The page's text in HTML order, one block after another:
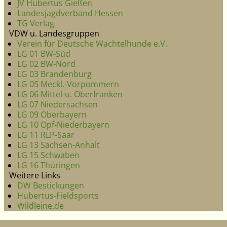
JV Hubertus Gießen
Landesjagdverband Hessen
TG Verlag
VDW u. Landesgruppen
Verein für Deutsche Wachtelhunde e.V.
LG 01 BW-Süd
LG 02 BW-Nord
LG 03 Brandenburg
LG 05 Meckl.-Vorpommern
LG 06 Mittel-u. Oberfranken
LG 07 Niedersachsen
LG 09 Oberbayern
LG 10 Opf-Niederbayern
LG 11 RLP-Saar
LG 13 Sachsen-Anhalt
LG 15 Schwaben
LG 16 Thüringen
Weitere Links
DW Bestickungen
Hubertus-Fieldsports
Wildleine.de